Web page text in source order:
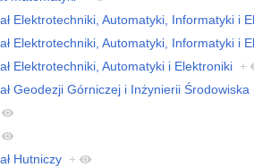
Elektrotechniki, Automatyki, Informatyki i
Elektrotechniki, Automatyki, Informatyki i
Elektrotechniki, Automatyki i Elektroniki +
Geodezji Górniczej i Inżynierii Środowiska
Hutniczy +